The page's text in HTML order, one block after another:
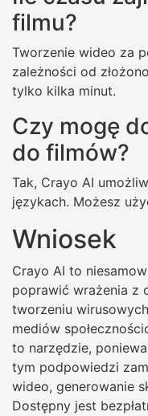
filmu?
Tworzenie wideo za
zależności od
tylko kilka minut.
Czy mogę
do filmów?
Tak, Crayo AI
językach. Możesz
Wniosek
Crayo AI to
poprawić wrażenia z
tworzeniu
mediów
to narzędzie,
tym podpowiedzi
wideo, generowanie
Dostępny jest